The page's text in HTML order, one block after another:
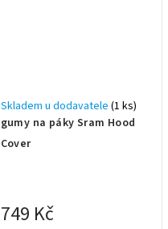
gumy na páky Sram Hood
Cover
Skladem u dodavatele (1 ks)
749 Kč